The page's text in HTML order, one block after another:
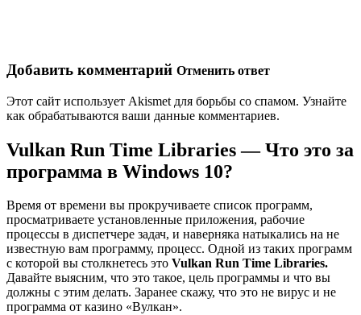
Добавить комментарий Отменить ответ
Этот сайт использует Akismet для борьбы со спамом. Узнайте
как обрабатываются ваши данные комментариев.
Vulkan Run Time Libraries — Что это за
программа в Windows 10?
Время от времени вы прокручиваете список программ,
просматриваете установленные приложения, рабочие
процессы в диспетчере задач, и наверняка натыкались на не
известную вам программу, процесс. Одной из таких программ
с которой вы столкнетесь это Vulkan Run Time Libraries.
Давайте выясним, что это такое, цель программы и что вы
должны с этим делать. Заранее скажу, что это не вирус и не
программа от казино «Вулкан».